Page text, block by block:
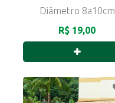
Diâmetro 8a10cm
R$ 19,00